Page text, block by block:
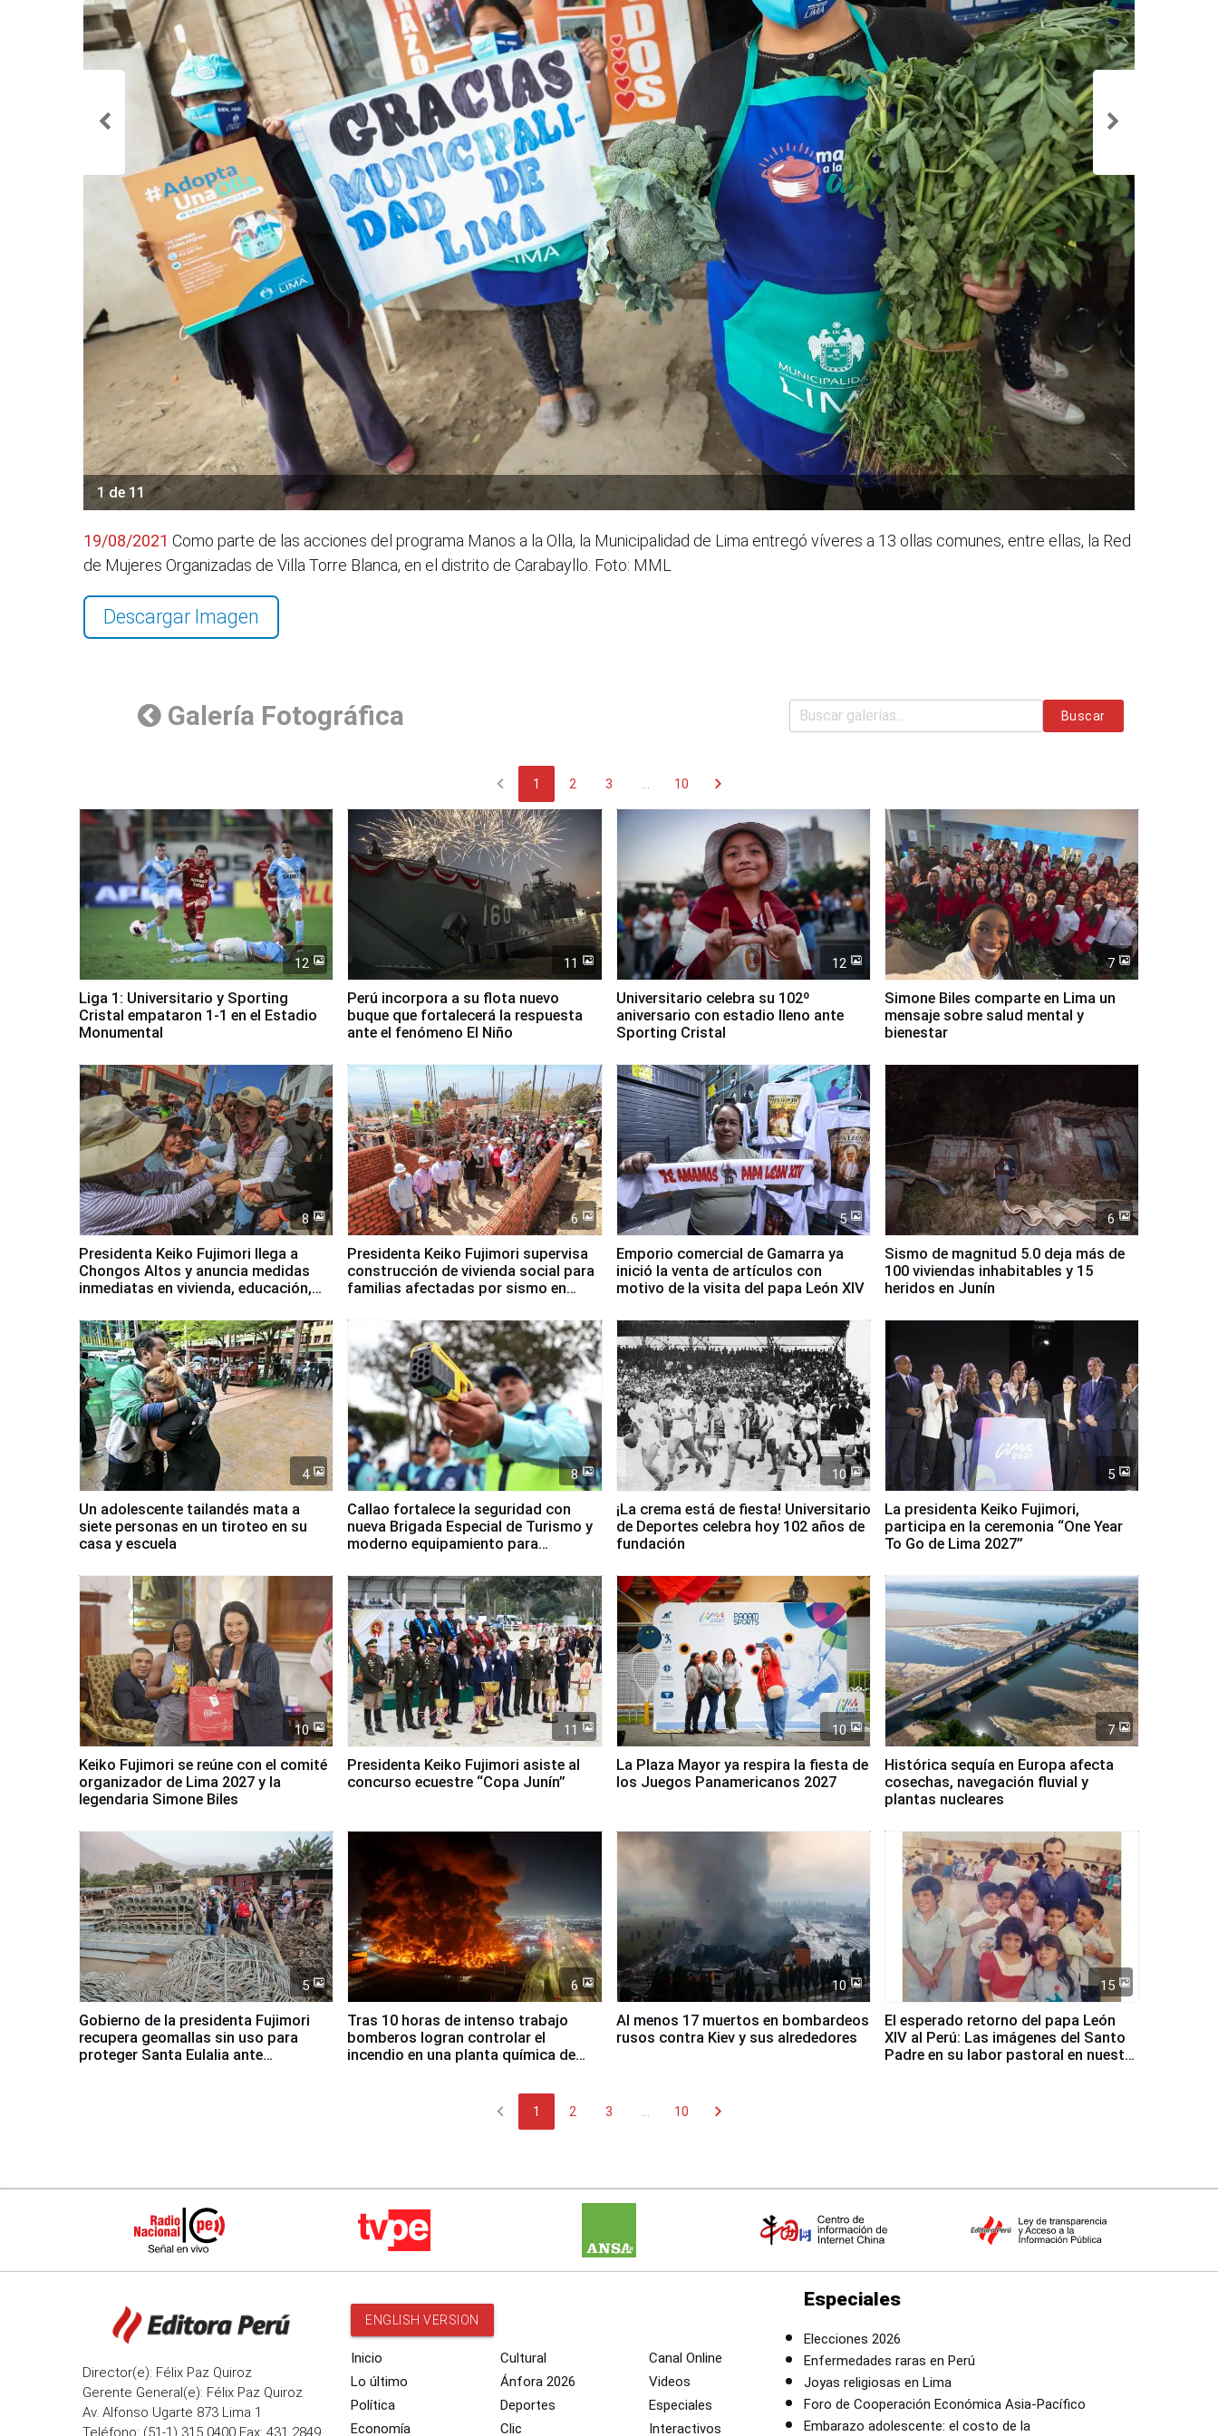
1 de 11
19/08/2021 Como parte de las acciones del programa Manos a la Olla, la Municipalidad de Lima entregó víveres a 13 ollas comunes, entre ellas, la Red
de Mujeres Organizadas de Villa Torre Blanca, en el distrito de Carabayllo. Foto: MML
Descargar Imagen
Galería Fotográfica Buscar
chevron_left 1 2 3 10 chevron_right
12
Liga 1: Universitario y Sporting
Cristal empataron 1-1 en el Estadio
Monumental
11
Perú incorpora a su flota nuevo
buque que fortalecerá la respuesta
ante el fenómeno El Niño
12
Universitario celebra su 102º
aniversario con estadio lleno ante
Sporting Cristal
7
Simone Biles comparte en Lima un
mensaje sobre salud mental y
bienestar
8
Presidenta Keiko Fujimori llega a
Chongos Altos y anuncia medidas
inmediatas en vivienda, educación,
6
Presidenta Keiko Fujimori supervisa
construcción de vivienda social para
familias afectadas por sismo en
5
Emporio comercial de Gamarra ya
inició la venta de artículos con
motivo de la visita del papa León XIV
6
Sismo de magnitud 5.0 deja más de
100 viviendas inhabitables y 15
heridos en Junín
4
Un adolescente tailandés mata a
siete personas en un tiroteo en su
casa y escuela
8
Callao fortalece la seguridad con
nueva Brigada Especial de Turismo y
moderno equipamiento para
10
¡La crema está de fiesta! Universitario
de Deportes celebra hoy 102 años de
fundación
5
La presidenta Keiko Fujimori,
participa en la ceremonia “One Year
To Go de Lima 2027”
10
Keiko Fujimori se reúne con el comité
organizador de Lima 2027 y la
legendaria Simone Biles
11
Presidenta Keiko Fujimori asiste al
concurso ecuestre “Copa Junín”
10
La Plaza Mayor ya respira la fiesta de
los Juegos Panamericanos 2027
7
Histórica sequía en Europa afecta
cosechas, navegación fluvial y
plantas nucleares
5
Gobierno de la presidenta Fujimori
recupera geomallas sin uso para
proteger Santa Eulalia ante
6
Tras 10 horas de intenso trabajo
bomberos logran controlar el
incendio en una planta química de
10
Al menos 17 muertos en bombardeos
rusos contra Kiev y sus alrededores
15
El esperado retorno del papa León
XIV al Perú: Las imágenes del Santo
Padre en su labor pastoral en nuestro
chevron_left 1 2 3 10 chevron_right
Director(e): Félix Paz Quiroz
Gerente General(e): Félix Paz Quiroz
Av. Alfonso Ugarte 873 Lima 1
Teléfono: (51-1) 315 0400 Fax: 431 2849
ENGLISH VERSION
Inicio
Lo último
Política
Economía
Cultural
Ánfora 2026
Deportes
Clic
Canal Online
Videos
Especiales
Interactivos
Especiales
Elecciones 2026
Enfermedades raras en Perú
Joyas religiosas en Lima
Foro de Cooperación Económica Asia-Pacífico
Embarazo adolescente: el costo de la